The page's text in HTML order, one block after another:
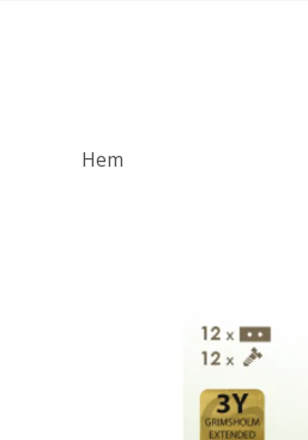
Hem